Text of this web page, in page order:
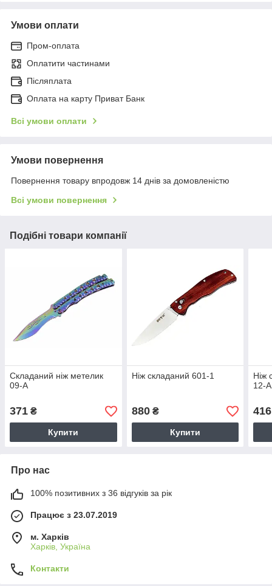
Умови оплати
Пром-оплата
Оплатити частинами
Післяплата
Оплата на карту Приват Банк
Всі умови оплати
Умови повернення
Повернення товару впродовж 14 днів за домовленістю
Всі умови повернення
Подібні товари компанії
Складаний ніж метелик
09-A
371 ₴
Купити
Ніж складаний 601-1
880₴
Купити
Ніж
12-A
416
Про нас
100% позитивних з 36 відгуків за рік
Працює з 23.07.2019
м. Харків
Харків, Україна
Контакти